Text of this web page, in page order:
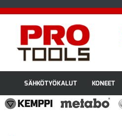
SÄHKÖTYÖKALUT KONEET